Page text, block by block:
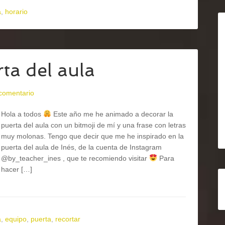
horario
del aula
Hola a todos
Este año me he animado a decorar la
puerta del aula con un bitmoji de mí y una frase con letras
muy molonas. Tengo que decir que me he inspirado en la
puerta del aula de Inés, de la cuenta de Instagram
@by_teacher_ines , que te recomiendo visitar
Para
hacer […]
equipo puerta recortar